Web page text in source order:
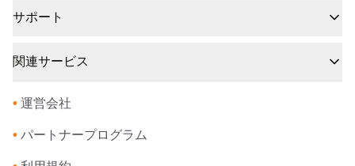
サポート
関連サービス
• 運営会社
• パートナープログラム